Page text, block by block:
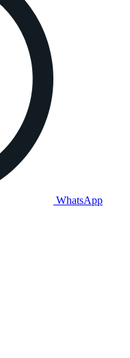
WhatsApp